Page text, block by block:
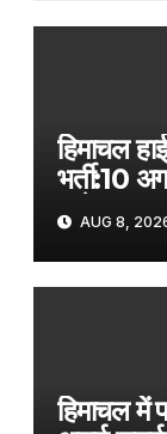
हिमाचल
भर्ती:10
आवेदन;
पद शामिल
AUG 8,
हिमाचल में